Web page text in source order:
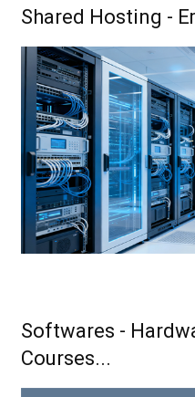
Shared Hosting -
Softwares -
Courses...